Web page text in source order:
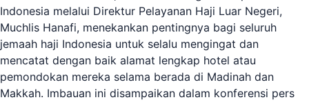
Indonesia melalui Direktur Pelayanan Haji Luar Negeri,
Muchlis Hanafi, menekankan pentingnya bagi seluruh
jemaah haji Indonesia untuk selalu mengingat dan
mencatat dengan baik alamat lengkap hotel atau
pemondokan mereka selama berada di Madinah dan
Makkah. Imbauan ini disampaikan dalam konferensi pers